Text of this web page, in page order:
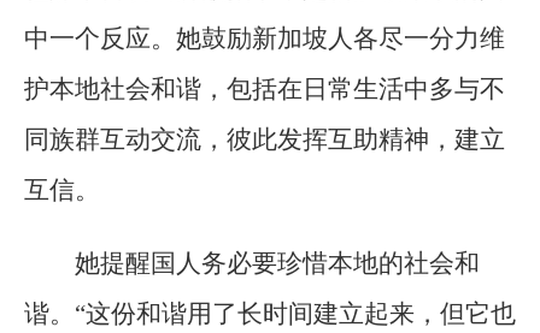
中一个反应。她鼓励新加坡人各尽一分力维
护本地社会和谐，包括在日常生活中多与不
同族群互动交流，彼此发挥互助精神，建立
互信。
她提醒国人务必要珍惜本地的社会和
谐。“这份和谐用了长时间建立起来，但它也